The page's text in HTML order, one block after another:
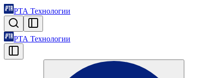
РТА Технологии
РТА Технологии